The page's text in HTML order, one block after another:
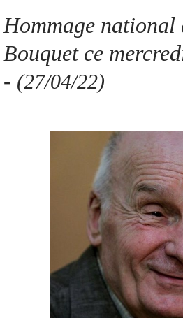
Kiosque
Abonnement
Se connecter
Hommage
Bouquet ce
- (27/04/22)